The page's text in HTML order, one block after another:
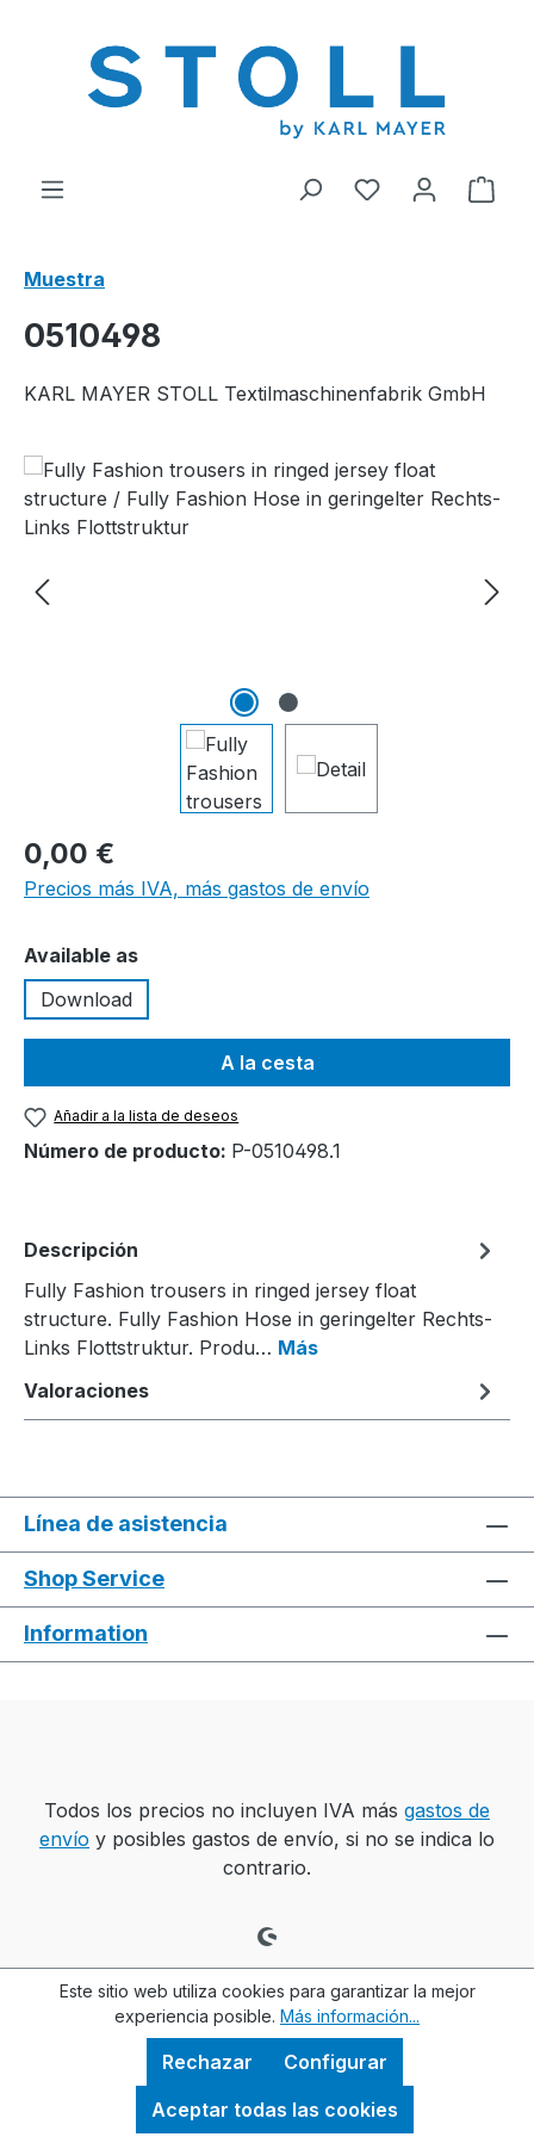
Tienes 0 El
Muestra
0510498
KARL MAYER STOLL Textilmaschinenfabrik GmbH
Omitir galería de imágenes
0,00 €
Precios más IVA, más gastos de envío
Seleccione
Available as
Download
A la cesta
Añadir a la lista de deseos
Número de producto: P-0510498.1
Descripción
Fully Fashion trousers in ringed jersey float
structure. Fully Fashion Hose in geringelter Rechts-
Links Flottstruktur. Produ… Más
Valoraciones
Línea de asistencia
Shop Service
Information
Todos los precios no incluyen IVA más gastos de
envío y posibles gastos de envío, si no se indica lo
contrario.
Este sitio web utiliza cookies para garantizar la mejor
experiencia posible. Más información...
Rechazar
Configurar
Aceptar todas las cookies